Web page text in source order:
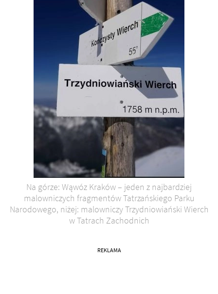
Na górze: Wąwóz Kraków – jeden z najbardziej
malowniczych fragmentów Tatrzańskiego Parku
Narodowego, niżej: malowniczy Trzydniowiański Wierch
w Tatrach Zachodnich
REKLAMA